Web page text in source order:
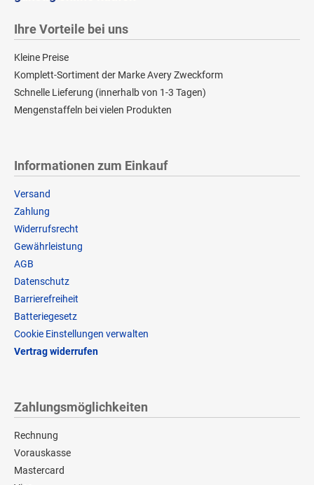
Ihre Vorteile bei uns
Kleine Preise
Komplett-Sortiment der Marke Avery Zweckform
Schnelle Lieferung (innerhalb von 1-3 Tagen)
Mengenstaffeln bei vielen Produkten
Informationen zum Einkauf
Versand
Zahlung
Widerrufsrecht
Gewährleistung
AGB
Datenschutz
Barrierefreiheit
Batteriegesetz
Cookie Einstellungen verwalten
Vertrag widerrufen
Zahlungsmöglichkeiten
Rechnung
Vorauskasse
Mastercard